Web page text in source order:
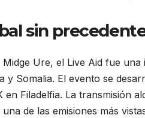
sin
Ure, el Live Aid fue
y Somalia. El evento se
Filadelfia. La transmisión
de las emisiones más